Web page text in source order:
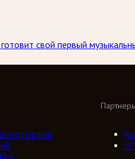
свой первый
Орфей
///